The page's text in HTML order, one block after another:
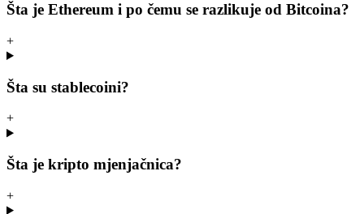
Šta je Ethereum i po čemu se razlikuje od Bitcoina?
+
Šta su stablecoini?
+
Šta je kripto mjenjačnica?
+